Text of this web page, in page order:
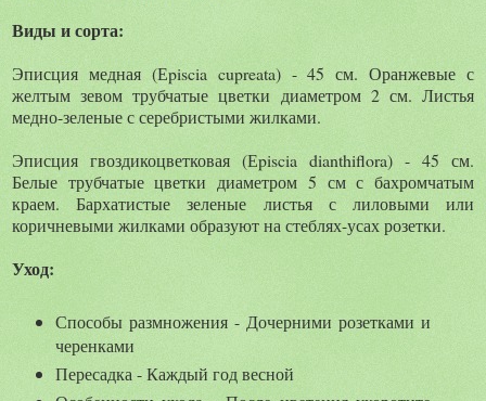
Виды и сорта:
Эписция медная (Еpiscia cupreata) - 45 см. Оранжевые с
желтым зевом трубчатые цветки диаметром 2 см. Листья
медно-зеленые с серебристыми жилками.
Эписция гвоздикоцветковая (Еpiscia dianthiflora) - 45 см.
Белые трубчатые цветки диаметром 5 см с бахромчатым
краем. Бархатистые зеленые листья с лиловыми или
коричневыми жилками образуют на стеблях-усах розетки.
Уход:
Способы размножения - Дочерними розетками и
черенками
Пересадка - Каждый год весной